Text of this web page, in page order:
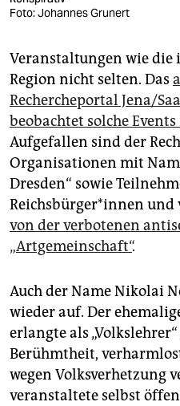
Foto: Johannes Grunert
Veranstaltungen wie die
Region nicht selten. Das
Rechercheportal Jena/
beobachtet solche
Aufgefallen sind der
Organisationen mit
Dresden“ sowie
Reichs­bür­ge­r*in­nen und
von der verbotenen
„Artgemeinschaft“.
Auch der Name Nikolai
wieder auf. Der
erlangte als
Berühmtheit,
wegen Volksverhetzung
veranstaltete selbst